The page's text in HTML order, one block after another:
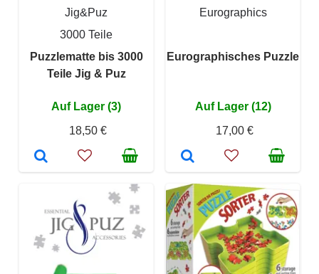
Jig&Puz
3000 Teile
Puzzlematte bis 3000
Teile Jig & Puz
Auf Lager (3)
18,50 €
Eurographics
Eurographisches Puzzle
Auf Lager (12)
17,00 €